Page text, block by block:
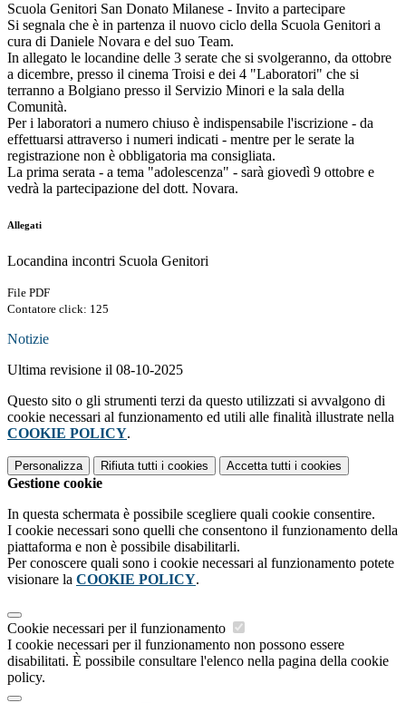
Scuola Genitori San Donato Milanese - Invito a partecipare
Si segnala che è in partenza il nuovo ciclo della Scuola Genitori a
cura di Daniele Novara e del suo Team.
In allegato le locandine delle 3 serate che si svolgeranno, da ottobre
a dicembre, presso il cinema Troisi e dei 4 "Laboratori" che si
terranno a Bolgiano presso il Servizio Minori e la sala della
Comunità.
Per i laboratori a numero chiuso è indispensabile l'iscrizione - da
effettuarsi attraverso i numeri indicati - mentre per le serate la
registrazione non è obbligatoria ma consigliata.
La prima serata - a tema "adolescenza" - sarà giovedì 9 ottobre e
vedrà la partecipazione del dott. Novara.
Allegati
Locandina incontri Scuola Genitori
File PDF
Contatore click: 125
Notizie
Ultima revisione il 08-10-2025
Questo sito o gli strumenti terzi da questo utilizzati si avvalgono di
cookie necessari al funzionamento ed utili alle finalità illustrate nella
COOKIE POLICY.
Personalizza Rifiuta tutti i cookies Accetta tutti i cookies
Gestione cookie
In questa schermata è possibile scegliere quali cookie consentire.
I cookie necessari sono quelli che consentono il funzionamento della
piattaforma e non è possibile disabilitarli.
Per conoscere quali sono i cookie necessari al funzionamento potete
visionare la COOKIE POLICY.
Cookie necessari per il funzionamento
I cookie necessari per il funzionamento non possono essere
disabilitati. È possibile consultare l'elenco nella pagina della cookie
policy.